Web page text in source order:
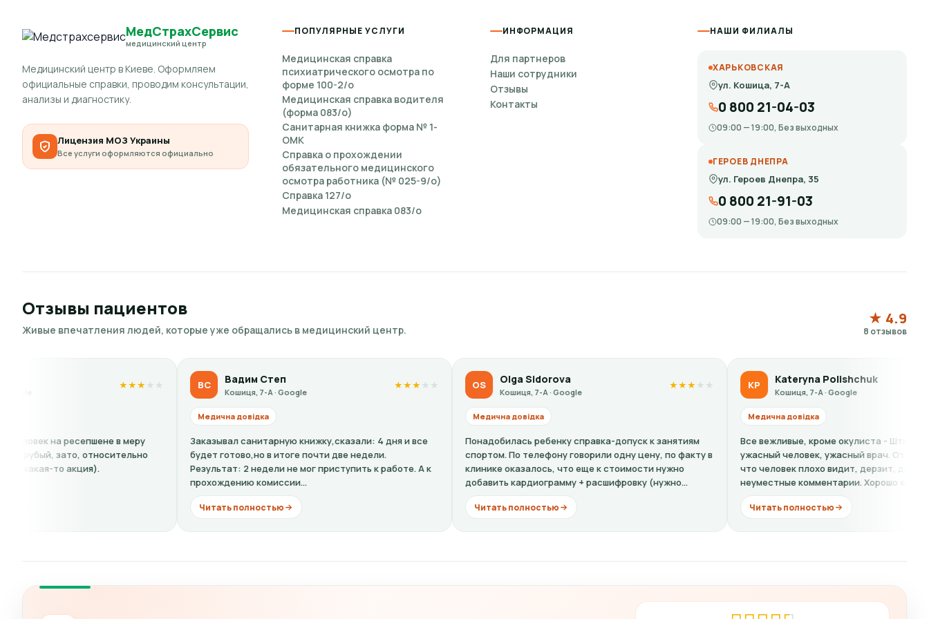
Документы
Для прохождения теста возьмите паспорт или ID-карту. Если анализ нужен для работодателя, комиссии или другой организации, заранее уточните,
какие формулировки и формат документа они принимают.
МедСтрахСервис
медицинский центр
Медицинский центр в Киеве. Оформляем
официальные справки, проводим консультации,
анализы и диагностику.
Лицензия МОЗ Украины
Все услуги оформляются официально
ПОПУЛЯРНЫЕ УСЛУГИ
Медицинская справка
психиатрического осмотра по
форме 100-2/о
Медицинская справка водителя
(форма 083/о)
Санитарная книжка форма № 1-
ОМК
Справка о прохождении
обязательного медицинского
осмотра работника (№ 025-9/о)
Справка 127/о
Медицинская справка 083/о
ИНФОРМАЦИЯ
Для партнеров
Наши сотрудники
Отзывы
Контакты
НАШИ ФИЛИАЛЫ
ХАРЬКОВСКАЯ
ул. Кошица, 7-А
0 800 21-04-03
09:00 — 19:00, Без выходных
ГЕРОЕВ ДНЕПРА
ул. Героев Днепра, 35
0 800 21-91-03
09:00 — 19:00, Без выходных
Отзывы пациентов
Живые впечатления людей, которые уже обращались в медицинский центр.
★ 4.9
8 отзывов
меру
Вадим Степ
Кошиця, 7-А · Google
★
Заказывал санитарную книжку,сказали: 4 дня и все
будет готово,но в итоге почти две недели.
Результат: 2 недели не мог приступить к работе. А к
прохождению комиссии...
Olga Sidorova
Кошиця, 7-А · Google
★★
Понадобилась ребенку справка-допуск к занятиям
спортом. По телефону говорили одну цену, по факту в
клинике оказалось, что еще к стоимости нужно
добавить кардиограмму + расшифровку (нужно...
Kateryna Polishchuk
Кошиця, 7-А · Google
★★★★★
Все вежливые, кроме окулиста - Штыркало О. -
ужасный человек, ужасный врач. Отчитывает за то
что человек плохо видит, дерзит, делает
неуместные комментарии. Хорошо если бы...